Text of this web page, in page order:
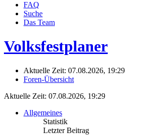
FAQ
Suche
Das Team
Volksfestplaner
Aktuelle Zeit: 07.08.2026, 19:29
Foren-Übersicht
Aktuelle Zeit: 07.08.2026, 19:29
Allgemeines
Statistik
Letzter Beitrag